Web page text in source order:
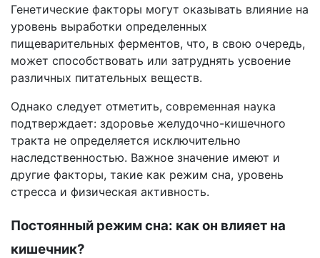
Генетические факторы могут оказывать влияние на
уровень выработки определенных
пищеварительных ферментов, что, в свою очередь,
может способствовать или затруднять усвоение
различных питательных веществ.
Однако следует отметить, современная наука
подтверждает: здоровье желудочно-кишечного
тракта не определяется исключительно
наследственностью. Важное значение имеют и
другие факторы, такие как режим сна, уровень
стресса и физическая активность.
Постоянный режим сна: как он влияет на
кишечник?